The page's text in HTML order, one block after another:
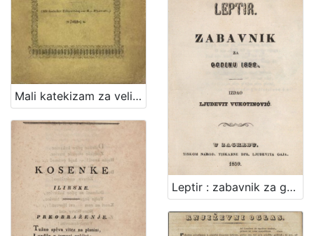
Mali katekizam za velike ljude : (Mit deutscher Uebersetzung von R. v. Zlatarović.)/ od Dragutina Rakovca.
Leptir : zabavnik za godinu... / uredio Ljudevit Vukotinović